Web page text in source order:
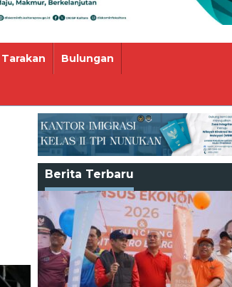
Tarakan Bulungan
Berita Terbaru